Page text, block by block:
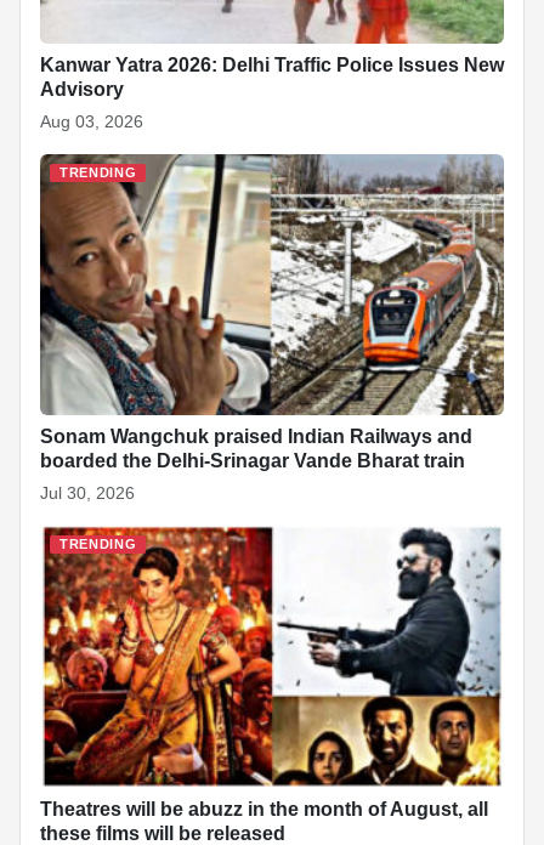
Kanwar Yatra 2026: Delhi Traffic Police Issues New
Advisory
Aug 03, 2026
TRENDING
Sonam Wangchuk praised Indian Railways and
boarded the Delhi-Srinagar Vande Bharat train
Jul 30, 2026
TRENDING
Theatres will be abuzz in the month of August, all
these films will be released